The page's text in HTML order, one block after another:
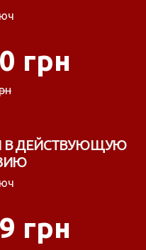
грн
В ДЕЙСТВУЮЩУЮ
грн